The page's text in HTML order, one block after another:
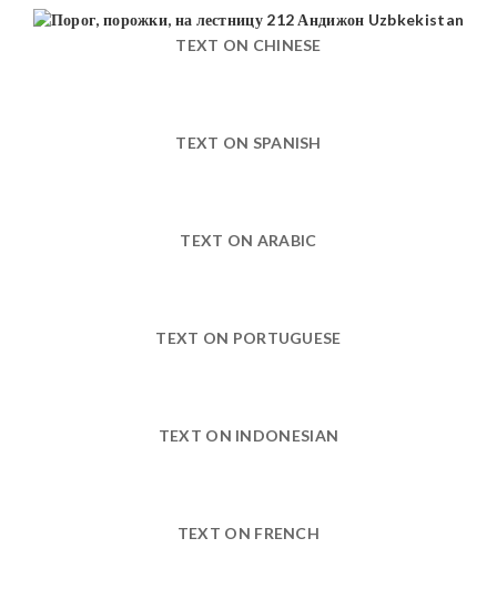
TEXT ON CHINESE
TEXT ON SPANISH
TEXT ON ARABIC
TEXT ON PORTUGUESE
TEXT ON INDONESIAN
TEXT ON FRENCH